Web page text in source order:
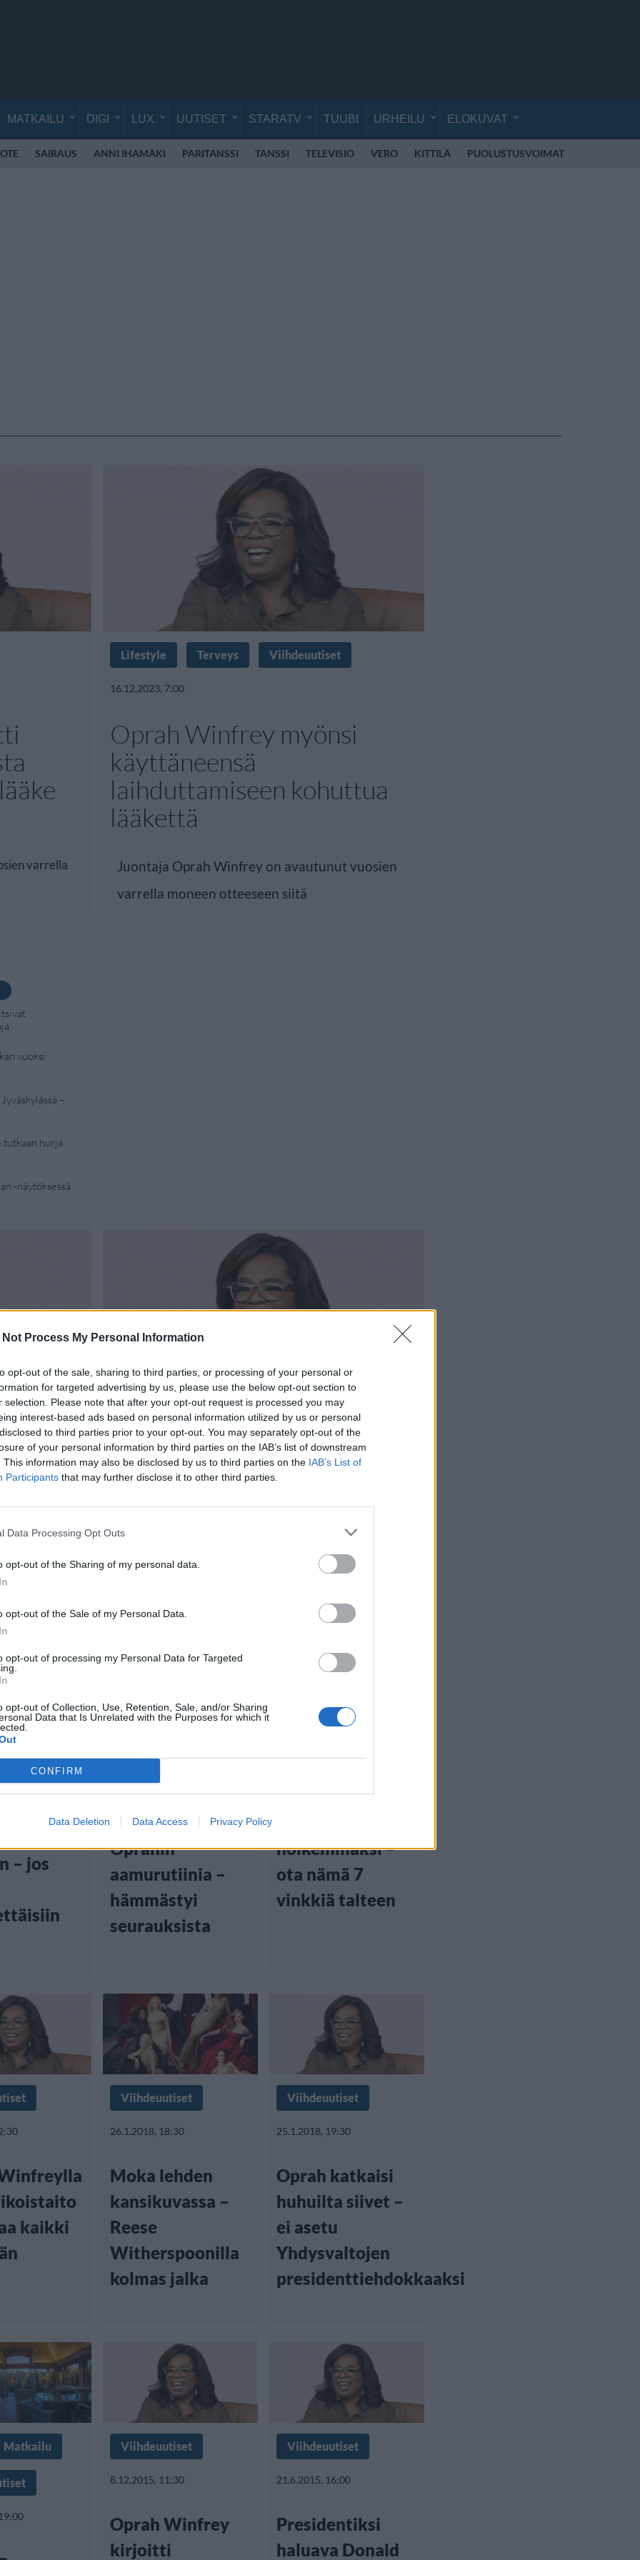
Not Process My Personal Information
opt-out of the sale, sharing to third parties, or processing of your personal or
for targeted advertising by us, please use the below opt-out section to
selection. Please note that after your opt-out request is processed you may
interest-based ads based on personal information utilized by us or personal
to third parties prior to your opt-out. You may separately opt-out of the
of your personal information by third parties on the IAB’s list of downstream
This information may also be disclosed by us to third parties on the IAB’s List of
Participants that may further disclose it to other third parties.
Data Processing Opt Outs
opt-out of the Sharing of my personal data.
opt-out of the Sale of my Personal Data.
opt-out of processing my Personal Data for Targeted
opt-out of Collection, Use, Retention, Sale, and/or Sharing
Data that Is Unrelated with the Purposes for which it
CONFIRM
Data Deletion Data Access Privacy Policy
MATKAILU DIGI LUX UUTISET STARATV TUUBI URHEILU ELOKUVAT
SAIRAUS ANNI IHAMÄKI PARITANSSI TANSSI TELEVISIO VERO KITTILÄ PUOLUSTUSVOIMAT
varrella
Lifestyle Terveys Viihdeuutiset
16.12.2023, 7:00
Oprah Winfrey myönsi
käyttäneensä
laihduttamiseen kohuttua
lääkettä
Juontaja Oprah Winfrey on avautunut vuosien
varrella moneen otteeseen siitä
vuoksi
–
hurja
-näytöksessä
Viihdeuutiset
11.9.2023, 7:30
hyväntekeväisyys ihmetyttää: ”Miksi
ette itse lahjoita koko summaa?”
Useat
– jos
Lifestyle
Nainen kokeili
Oprahin
aamurutiinia –
hämmästyi
seurauksista
Lifestyle
hoikemmaksi –
ota nämä 7
vinkkiä talteen
kaikki
Viihdeuutiset
26.1.2018, 18:30
Moka lehden
kansikuvassa –
Reese
Witherspoonilla
kolmas jalka
Viihdeuutiset
25.1.2018, 19:30
Oprah katkaisi
huhuilta siivet –
ei asetu
Yhdysvaltojen
presidenttiehdokkaaksi
Matkailu Viihdeuutiset
8.12.2015, 11:30
Oprah Winfrey
kirjoitti
Viihdeuutiset
21.6.2015, 16:00
Presidentiksi
haluava Donald